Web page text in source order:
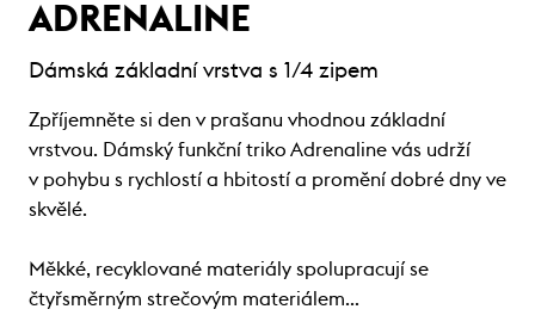
ADRENALINE
Dámská základní vrstva s 1/4 zipem
Zpříjemněte si den v prašanu vhodnou základní
vrstvou. Dámský funkční triko Adrenaline vás udrží
v pohybu s rychlostí a hbitostí a promění dobré dny ve
skvělé.
Měkké, recyklované materiály spolupracují se
čtyřsměrným strečovým materiálem…